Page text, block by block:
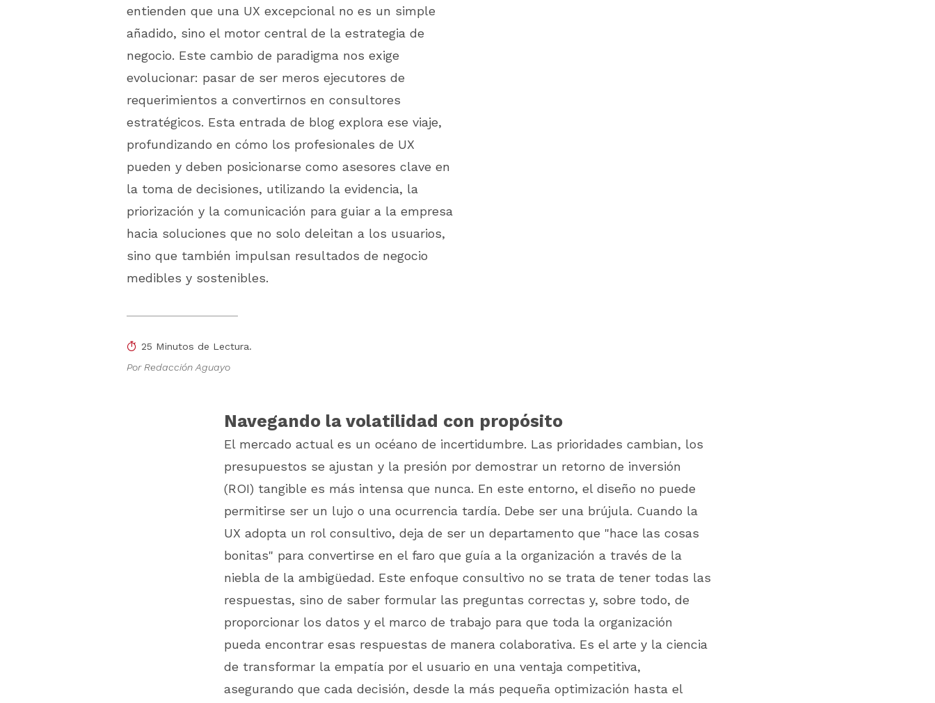
25 Minutos de Lectura.
Por Redacción Aguayo
entienden que una UX excepcional no es un simple
añadido, sino el motor central de la estrategia de
negocio. Este cambio de paradigma nos exige
evolucionar: pasar de ser meros ejecutores de
requerimientos a convertirnos en consultores
estratégicos. Esta entrada de blog explora ese viaje,
profundizando en cómo los profesionales de UX
pueden y deben posicionarse como asesores clave en
la toma de decisiones, utilizando la evidencia, la
priorización y la comunicación para guiar a la empresa
hacia soluciones que no solo deleitan a los usuarios,
sino que también impulsan resultados de negocio
medibles y sostenibles.
Navegando la volatilidad con propósito
El mercado actual es un océano de incertidumbre. Las prioridades cambian, los
presupuestos se ajustan y la presión por demostrar un retorno de inversión
(ROI) tangible es más intensa que nunca. En este entorno, el diseño no puede
permitirse ser un lujo o una ocurrencia tardía. Debe ser una brújula. Cuando la
UX adopta un rol consultivo, deja de ser un departamento que "hace las cosas
bonitas" para convertirse en el faro que guía a la organización a través de la
niebla de la ambigüedad. Este enfoque consultivo no se trata de tener todas las
respuestas, sino de saber formular las preguntas correctas y, sobre todo, de
proporcionar los datos y el marco de trabajo para que toda la organización
pueda encontrar esas respuestas de manera colaborativa. Es el arte y la ciencia
de transformar la empatía por el usuario en una ventaja competitiva,
asegurando que cada decisión, desde la más pequeña optimización hasta el